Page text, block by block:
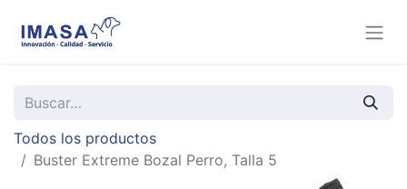
Todos los productos
Buster Extreme Bozal Perro, Talla 5